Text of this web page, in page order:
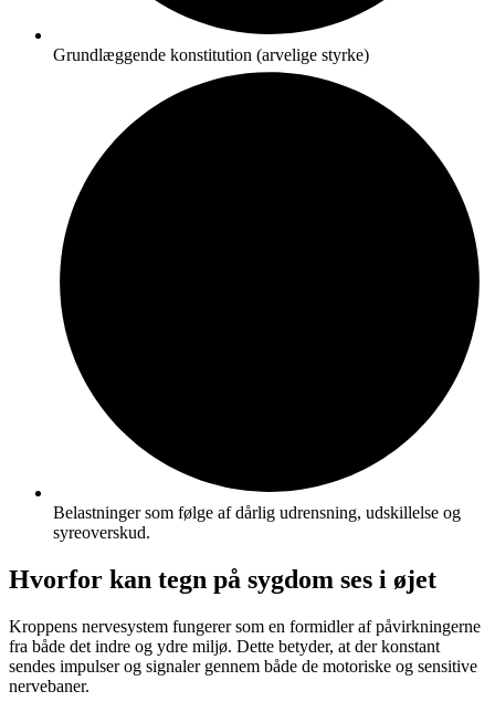
Grundlæggende konstitution (arvelige styrke)
Belastninger som følge af dårlig udrensning, udskillelse og
syreoverskud.
Hvorfor kan tegn på sygdom ses i øjet
Kroppens nervesystem fungerer som en formidler af påvirkningerne
fra både det indre og ydre miljø. Dette betyder, at der konstant
sendes impulser og signaler gennem både de motoriske og sensitive
nervebaner.